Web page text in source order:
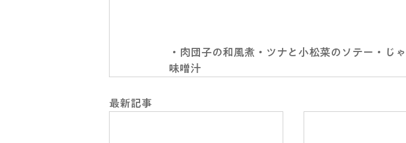
・肉団子の和風煮・ツナと小松菜のソテー・じ
味噌汁
最新記事